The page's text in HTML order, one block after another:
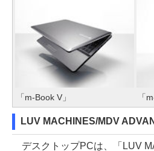
「m-Book V」 「
LUV MACHINES/MDV
デスクトップPCは、「LUV